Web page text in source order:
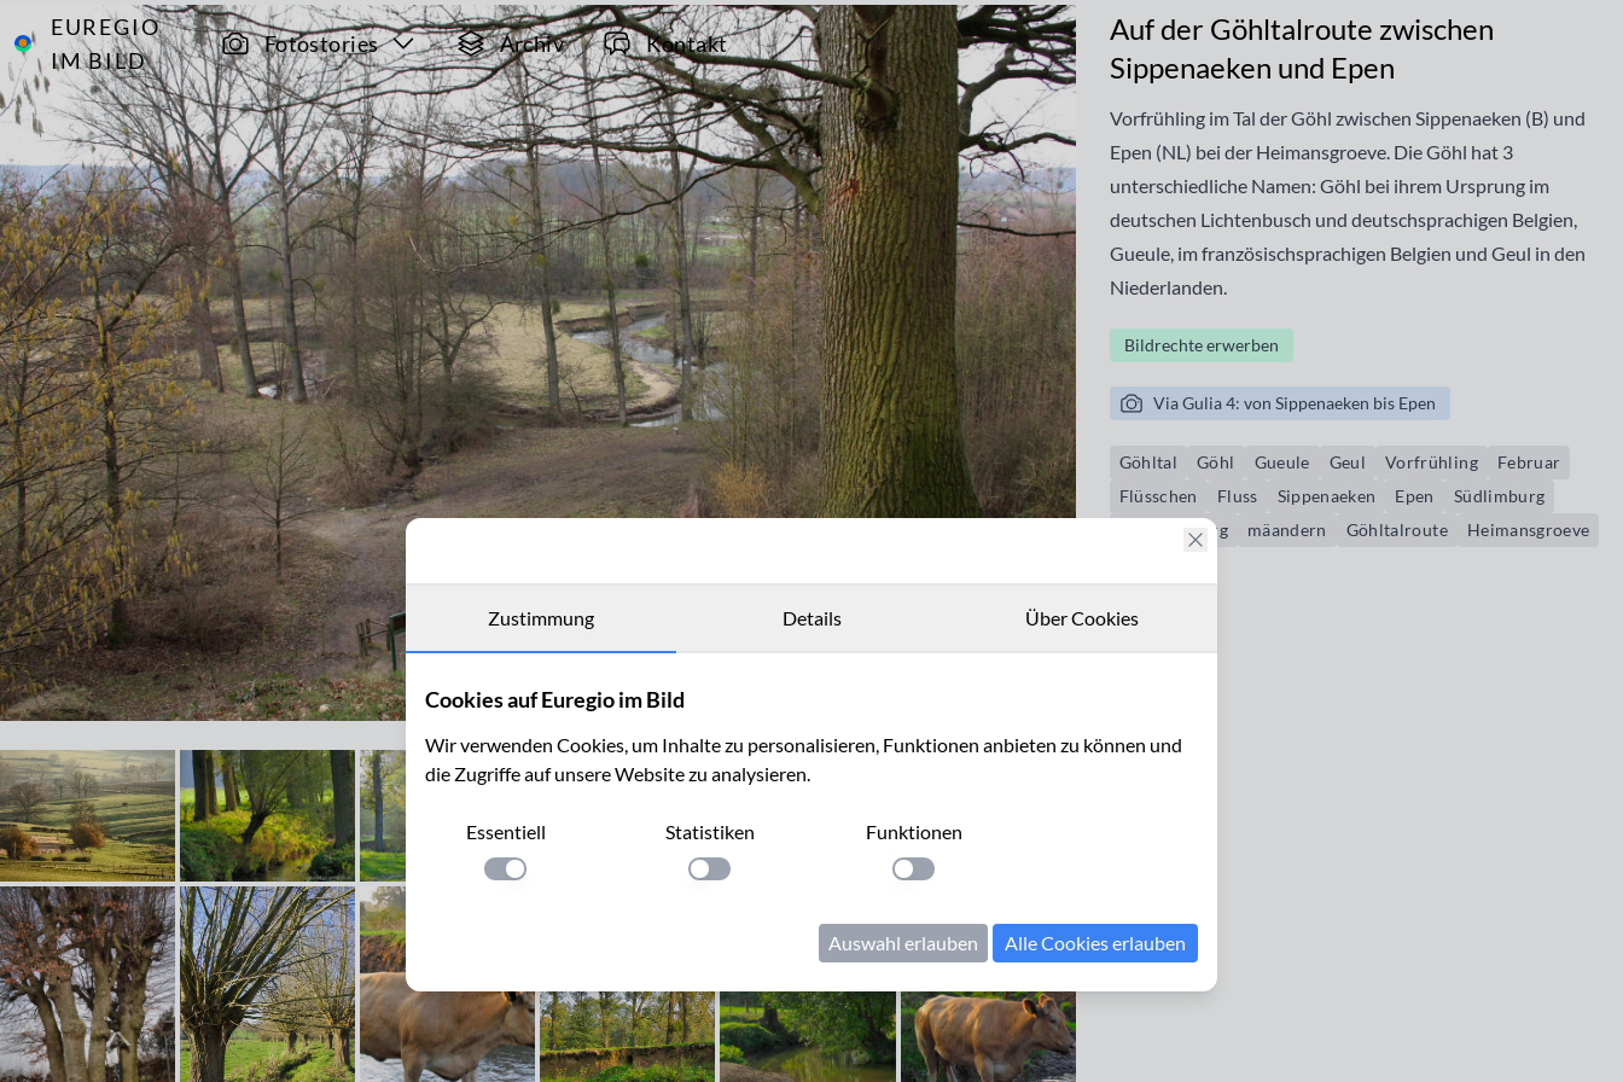
EUREGIO
IM BILD
Fotostories Archiv Kontakt
Archiv
7732
Via Gulia 4:
von
Sippenaeken
bis Epen
Auf der Göhltalroute zwischen Sippenaeken und Epen
Auf der Göhltalroute zwischen
Sippenaeken und Epen
Vorfrühling im Tal der Göhl zwischen Sippenaeken (B) und
Epen (NL) bei der Heimansgroeve. Die Göhl hat 3
unterschiedliche Namen: Göhl bei ihrem Ursprung im
deutschen Lichtenbusch und deutschsprachigen Belgien,
Gueule, im französischsprachigen Belgien und Geul in den
Niederlanden.
Bildrechte erwerben
Via Gulia 4: von Sippenaeken bis Epen
Göhltal Göhl Gueule Geul Vorfrühling
Februar
Flüsschen
Fluss Sippenaeken Epen
Südlimburg
Zuid-Limburg
mäandern Göhltalroute Heimansgroeve
Zustimmung Details Über Cookies
Cookies auf Euregio im Bild
Wir verwenden Cookies, um Inhalte zu personalisieren, Funktionen anbieten zu können und
die Zugriffe auf unsere Website zu analysieren.
Essentiell
Einstellung anwenden
Statistiken
Einstellung anwenden
Funktionen
Einstellung anwenden
Auswahl erlauben Alle Cookies erlauben